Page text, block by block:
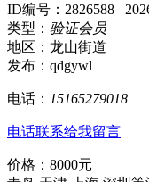
ID编号：2826588
类型： 验证会员
地区：龙山街道
发布：qdgywl
电话： 15165279018
电话联系给我留言
价格：8000元